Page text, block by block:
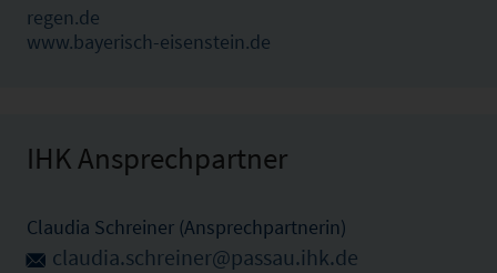
regen.de
www.bayerisch-eisenstein.de
IHK Ansprechpartner
Claudia Schreiner (Ansprechpartnerin)
claudia.schreiner@passau.ihk.de